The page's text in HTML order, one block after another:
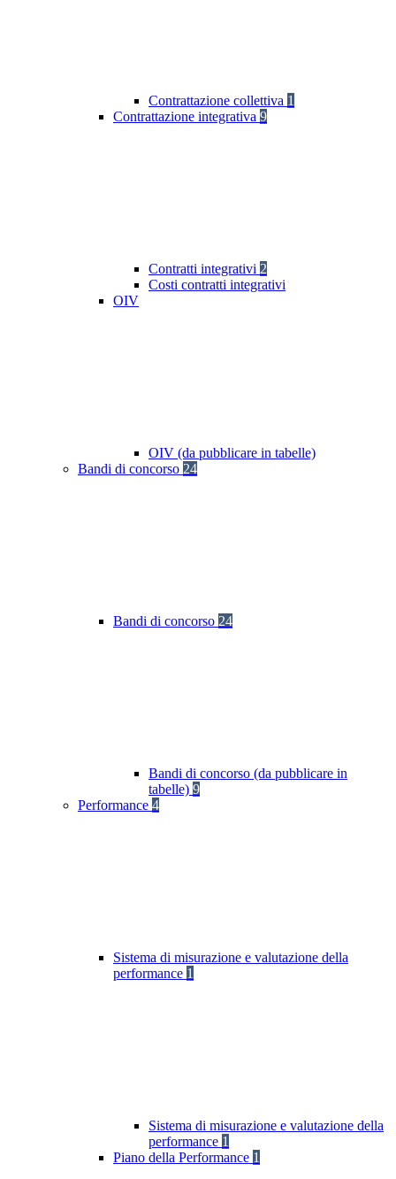
Contrattazione collettiva 1
Contrattazione integrativa 9
Contratti integrativi 2
Costi contratti integrativi
OIV
OIV (da pubblicare in tabelle)
Bandi di concorso 24
Bandi di concorso 24
Bandi di concorso (da pubblicare in
tabelle) 9
Performance 4
Sistema di misurazione e valutazione della
performance 1
Sistema di misurazione e valutazione della
performance 1
Piano della Performance 1